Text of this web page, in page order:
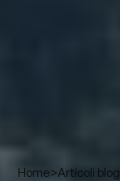
Home>Articoli blog